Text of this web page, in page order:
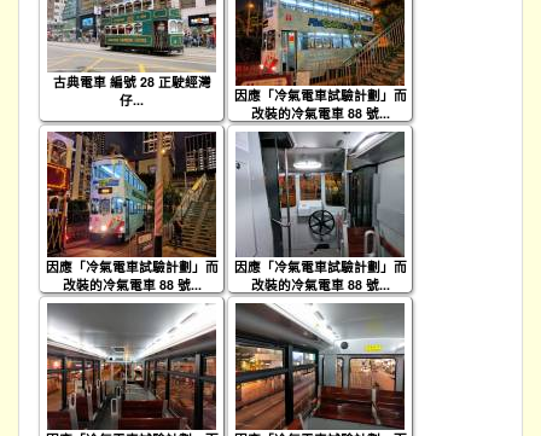
古典電車 編號 28 正駛經灣
仔...
因應「冷氣電車試驗計劃」而
改裝的冷氣電車 88 號...
因應「冷氣電車試驗計劃」而
改裝的冷氣電車 88 號...
因應「冷氣電車試驗計劃」而
改裝的冷氣電車 88 號...